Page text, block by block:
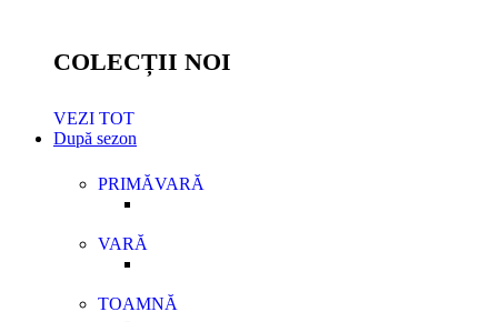
COLECȚII NOI
VEZI TOT
După sezon
PRIMĂVARĂ
VARĂ
TOAMNĂ